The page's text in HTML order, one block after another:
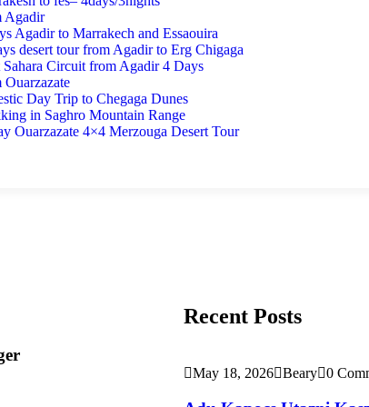
Agadir
Agadir to Marrakech and Essaouira
desert tour from Agadir to Erg Chigaga
Sahara Circuit from Agadir 4 Days
Day Trip to Chegaga Dunes
in Saghro Mountain Range
Ouarzazate 4×4 Merzouga Desert Tour
Recent Posts
May 18, 2026 Beary 0